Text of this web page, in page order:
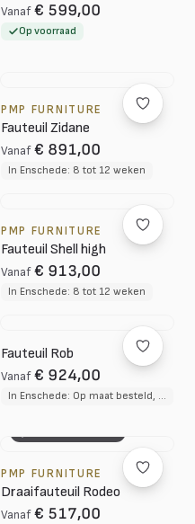
Vanaf € 599,00
Op voorraad
PMP FURNITURE
Fauteuil Zidane
Vanaf € 891,00
In Enschede: 8 tot 12 weken
PMP FURNITURE
Fauteuil Shell high
Vanaf € 913,00
In Enschede: 8 tot 12 weken
Fauteuil Rob
Vanaf € 924,00
In Enschede: Op maat besteld, circa 3 tot 4 weken
PMP FURNITURE
Draaifauteuil Rodeo
Vanaf € 517,00